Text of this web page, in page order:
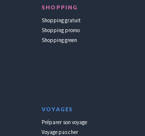
SHOPPING
Shopping gratuit
Shopping promo
Shopping green
VOYAGES
Préparer son voyage
Voyage pas cher